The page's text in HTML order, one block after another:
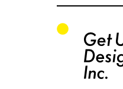
関連サイトの一覧